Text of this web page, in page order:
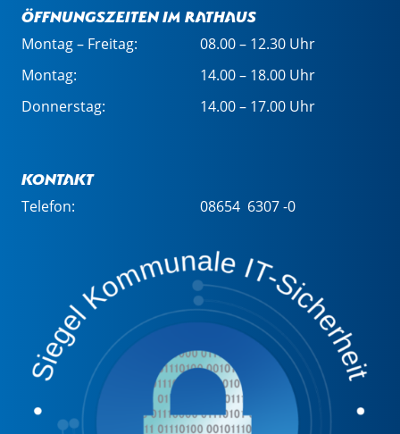
Öffnungszeiten im Rathaus
Montag – Freitag:
08.00 – 12.30 Uhr
Montag:
14.00 – 18.00 Uhr
Donnerstag:
14.00 – 17.00 Uhr
Kontakt
Telefon: 08654 6307 -0